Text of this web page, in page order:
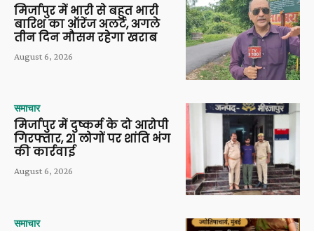
मिर्जापुर में भारी से बहुत भारी
बारिश का ऑरेंज अलर्ट, अगले
तीन दिन मौसम रहेगा खराब
August 6, 2026
समाचार
मिर्जापुर में दुष्कर्म के दो आरोपी
गिरफ्तार, 21 लोगों पर शांति भंग
की कार्रवाई
August 6, 2026
समाचार